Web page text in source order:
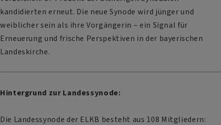
kandidierten erneut. Die neue Synode wird jünger und
weiblicher sein als ihre Vorgängerin – ein Signal für
Erneuerung und frische Perspektiven in der bayerischen
Landeskirche.
Hintergrund zur Landessynode:
Die Landessynode der ELKB besteht aus 108 Mitgliedern: